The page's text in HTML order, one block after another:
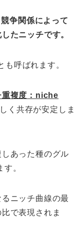
争関係によって
たニッチです。
呼ばれます。
重複度：niche
く共存が安定しま
あった種のグル
す。
ニッチ曲線の最
で表現されま